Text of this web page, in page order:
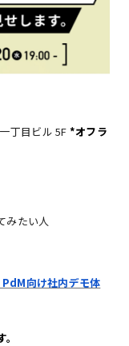
丁目ビル 5F *オフラ
みたい人
向け社内デモ体